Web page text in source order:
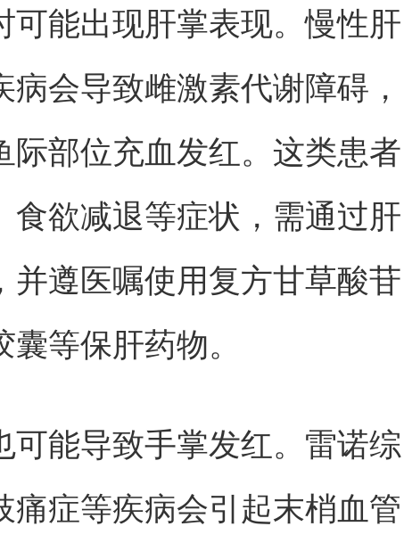
可能出现肝掌表现。慢性肝
病会导致雌激素代谢障碍，
际部位充血发红。这类患者
食欲减退等症状，需通过肝
并遵医嘱使用复方甘草酸苷
等保肝药物。
可能导致手掌发红。雷诺综
痛症等疾病会引起末梢血管